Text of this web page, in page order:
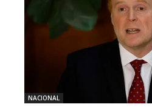
NACIONAL